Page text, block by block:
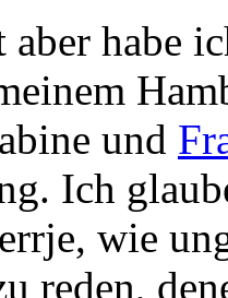
habe
und
Ich
wie
reden,